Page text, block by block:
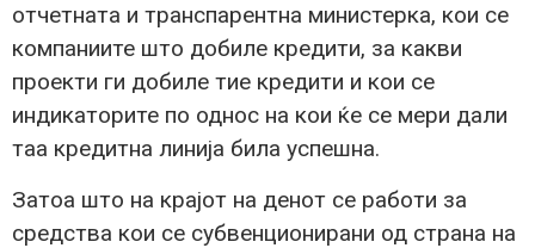
отчетната и транспарентна министерка, кои се
компаниите што добиле кредити, за какви
проекти ги добиле тие кредити и кои се
индикаторите по однос на кои ќе се мери дали
таа кредитна линија била успешна.
Затоа што на крајот на денот се работи за
средства кои се субвенционирани од страна на